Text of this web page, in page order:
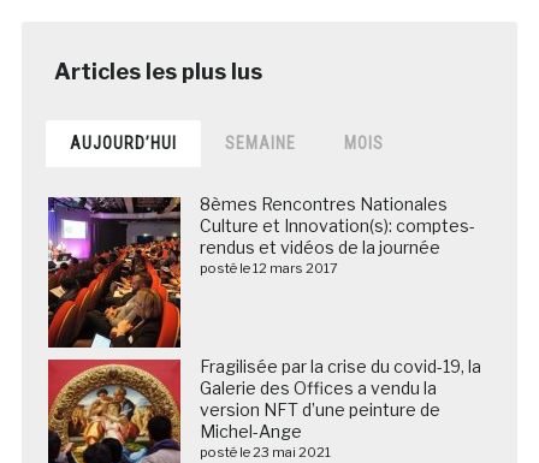
AUJOURD’HUI SEMAINE MOIS
8èmes Rencontres Nationales
Culture et Innovation(s): comptes-
rendus et vidéos de la journée
posté le 12 mars 2017
Fragilisée par la crise du covid-19, la
Galerie des Offices a vendu la
version NFT d’une peinture de
Michel-Ange
posté le 23 mai 2021